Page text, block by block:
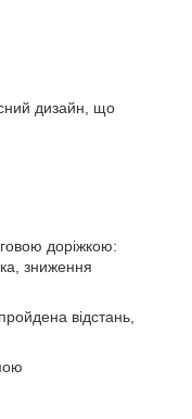
дизайн, що
доріжкою:
зниження
відстань,